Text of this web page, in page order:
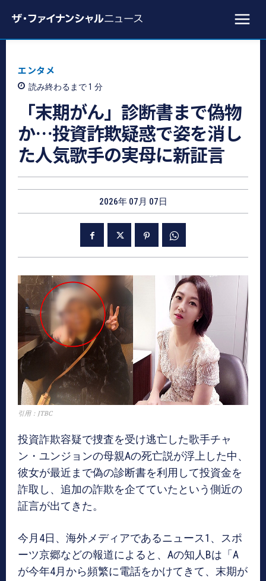
エンタメ
読み終わるまで 1 分
「末期がん」診断書まで偽物
か…投資詐欺疑惑で姿を消し
た人気歌手の実母に新証言
2026年 07月 07日
引用：JTBC
投資詐欺容疑で捜査を受け逃亡した歌手チャ
ン・ユンジョンの母親Aの死亡説が浮上した中、
彼女が最近まで偽の診断書を利用して投資金を
詐取し、追加の詐欺を企てていたという側近の
証言が出てきた。
今月4日、海外メディアであるニュース1、スポ
ーツ京郷などの報道によると、Aの知人Bは「A
が今年4月から頻繁に電話をかけてきて、末期が